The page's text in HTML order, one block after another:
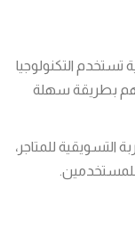
تستخدم التكنولوجيا
بطريقة سهلة
للمتاجر،